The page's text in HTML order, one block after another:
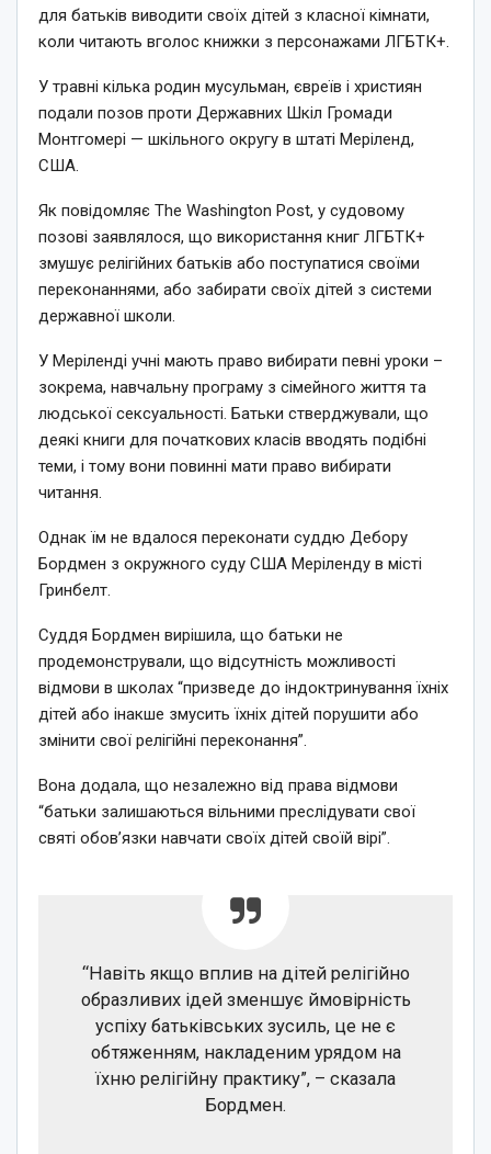
для батьків виводити своїх дітей з класної кімнати,
коли читають вголос книжки з персонажами ЛГБТК+.
У травні кілька родин мусульман, євреїв і християн
подали позов проти Державних Шкіл Громади
Монтгомері — шкільного округу в штаті Меріленд,
США.
Як повідомляє The Washington Post, у судовому
позові заявлялося, що використання книг ЛГБТК+
змушує релігійних батьків або поступатися своїми
переконаннями, або забирати своїх дітей з системи
державної школи.
У Меріленді учні мають право вибирати певні уроки –
зокрема, навчальну програму з сімейного життя та
людської сексуальності. Батьки стверджували, що
деякі книги для початкових класів вводять подібні
теми, і тому вони повинні мати право вибирати
читання.
Однак їм не вдалося переконати суддю Дебору
Бордмен з окружного суду США Меріленду в місті
Гринбелт.
Суддя Бордмен вирішила, що батьки не
продемонстрували, що відсутність можливості
відмови в школах “призведе до індоктринування їхніх
дітей або інакше змусить їхніх дітей порушити або
змінити свої релігійні переконання”.
Вона додала, що незалежно від права відмови
“батьки залишаються вільними преслідувати свої
святі обов’язки навчати своїх дітей своїй вірі”.
“Навіть якщо вплив на дітей релігійно
образливих ідей зменшує ймовірність
успіху батьківських зусиль, це не є
обтяженням, накладеним урядом на
їхню релігійну практику”, – сказала
Бордмен.